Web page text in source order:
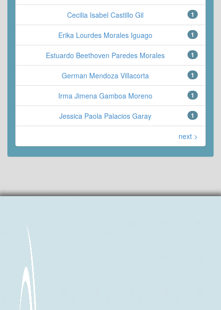
1
Cecilia Isabel Castillo Gil
1
Erika Lourdes Morales Iguago
1
Estuardo Beethoven Paredes Morales
1
German Mendoza Villacorta
1
Irma Jimena Gamboa Moreno
1
Jessica Paola Palacios Garay
next >